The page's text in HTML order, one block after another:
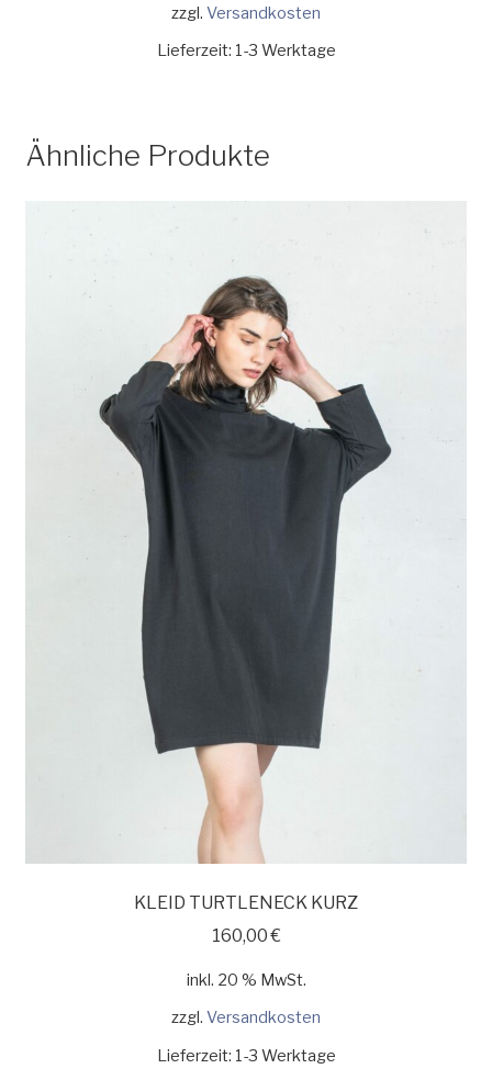
zzgl. Versandkosten
Lieferzeit: 1-3 Werktage
Ähnliche Produkte
KLEID TURTLENECK KURZ
160,00€
inkl. 20 % MwSt.
zzgl. Versandkosten
Lieferzeit: 1-3 Werktage